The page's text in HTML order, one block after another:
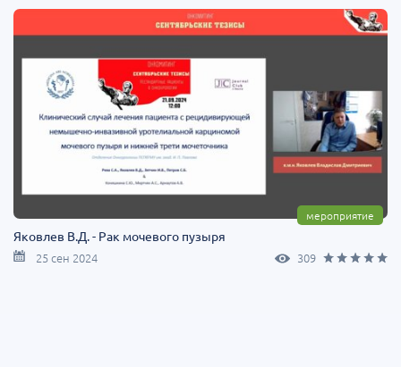
мероприятие
Яковлев В.Д. - ⁠Рак мочевого пузыря
25 сен 2024 309